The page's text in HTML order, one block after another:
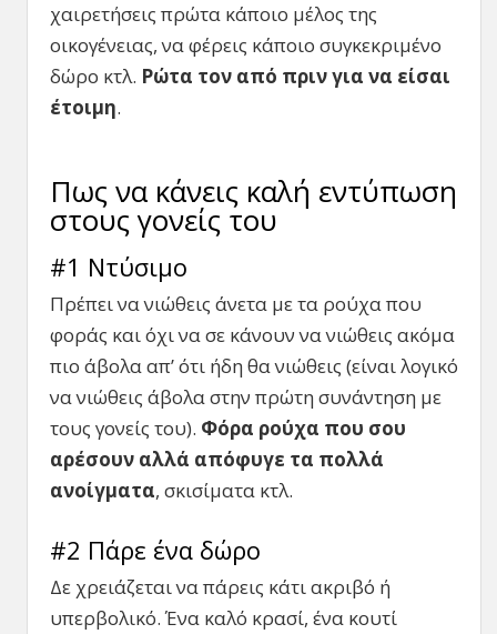
χαιρετήσεις πρώτα κάποιο μέλος της
οικογένειας, να φέρεις κάποιο συγκεκριμένο
δώρο κτλ. Ρώτα τον από πριν για να είσαι
έτοιμη.
Πως να κάνεις καλή εντύπωση
στους γονείς του
#1 Ντύσιμο
Πρέπει να νιώθεις άνετα με τα ρούχα που
φοράς και όχι να σε κάνουν να νιώθεις ακόμα
πιο άβολα απ’ ότι ήδη θα νιώθεις (είναι λογικό
να νιώθεις άβολα στην πρώτη συνάντηση με
τους γονείς του). Φόρα ρούχα που σου
αρέσουν αλλά απόφυγε τα πολλά
ανοίγματα, σκισίματα κτλ.
#2 Πάρε ένα δώρο
Δε χρειάζεται να πάρεις κάτι ακριβό ή
υπερβολικό. Ένα καλό κρασί, ένα κουτί